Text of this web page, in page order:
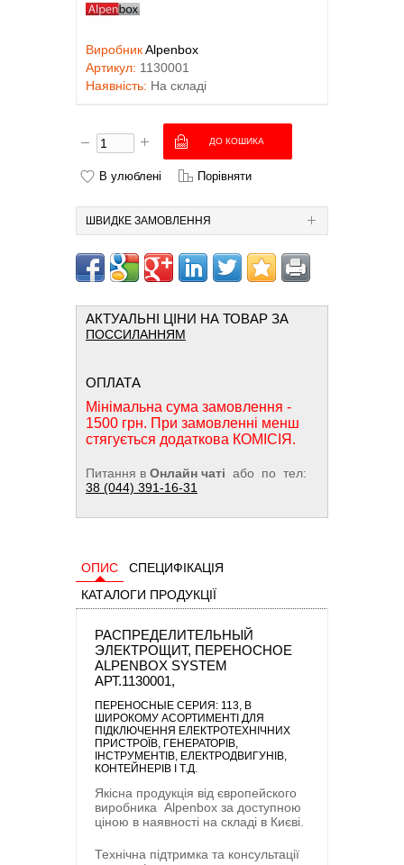
ВиробникAlpenbox
Артикул: 1130001
Наявність: На складі
В улюблені Порівняти
ШВИДКЕ ЗАМОВЛЕННЯ
АКТУАЛЬНІ ЦІНИ НА ТОВАР ЗА
ПОССИЛАННЯМ
ОПЛАТА
Мінімальна сума замовлення -
1500 грн. При замовленні менш
стягується додаткова КОМІСІЯ.
Питання в Онлайн чаті або по тел:
38 (044) 391-16-31
ОПИС
СПЕЦИФІКАЦІЯ
КАТАЛОГИ ПРОДУКЦІЇ
РАСПРЕДЕЛИТЕЛЬНЫЙ
ЭЛЕКТРОЩИТ, ПЕРЕНОСНОЕ
ALPENBOX SYSTEM
АРТ.1130001,
ПЕРЕНОСНЫЕ CЕРИЯ: 113, В
ШИРОКОМУ АСОРТИМЕНТІ ДЛЯ
ПІДКЛЮЧЕННЯ ЕЛЕКТРОТЕХНІЧНИХ
ПРИСТРОЇВ, ГЕНЕРАТОРІВ,
ІНСТРУМЕНТІВ, ЕЛЕКТРОДВИГУНІВ,
КОНТЕЙНЕРІВ І Т.Д.
Якісна продукція від європейского
виробника Alpenbox за доступною
ціною в наявності на складі в Києві.
Технічна підтримка та консультації